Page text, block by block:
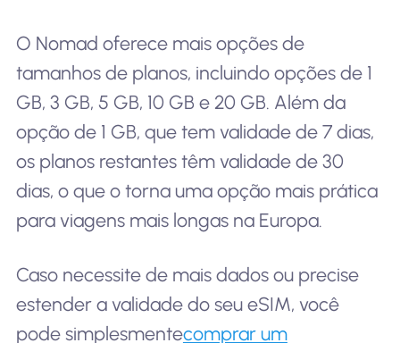
O Nomad oferece mais opções de
tamanhos de planos, incluindo opções de 1
GB, 3 GB, 5 GB, 10 GB e 20 GB. Além da
opção de 1 GB, que tem validade de 7 dias,
os planos restantes têm validade de 30
dias, o que o torna uma opção mais prática
para viagens mais longas na Europa.
Caso necessite de mais dados ou precise
estender a validade do seu eSIM, você
pode simplesmentecomprar um